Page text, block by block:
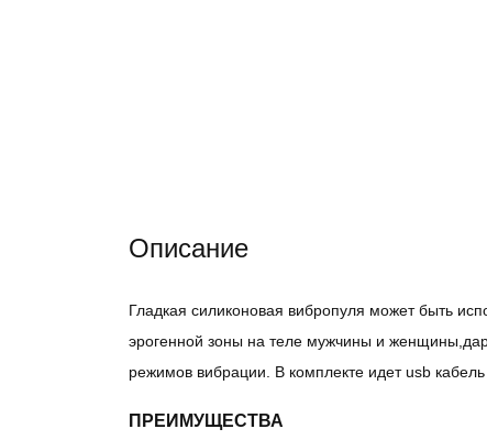
Описание
Гладкая силиконовая вибропуля может быть
эрогенной зоны на теле мужчины и
режимов вибрации. В комплекте идет usb кабель
ПРЕИМУЩЕСТВА